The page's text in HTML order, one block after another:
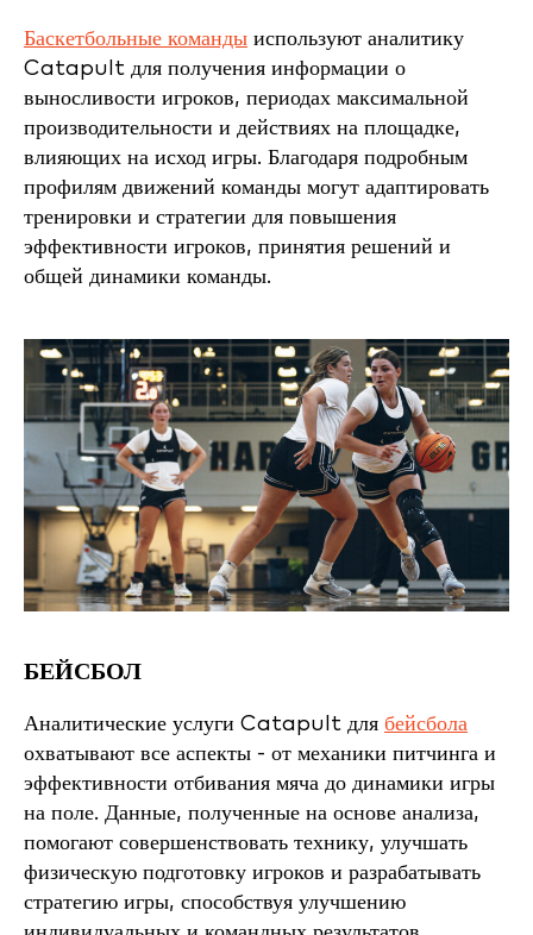
Баскетбольные команды используют аналитику
Catapult для получения информации о
выносливости игроков, периодах максимальной
производительности и действиях на площадке,
влияющих на исход игры. Благодаря подробным
профилям движений команды могут адаптировать
тренировки и стратегии для повышения
эффективности игроков, принятия решений и
общей динамики команды.
БЕЙСБОЛ
Аналитические услуги Catapult для бейсбола
охватывают все аспекты - от механики питчинга и
эффективности отбивания мяча до динамики игры
на поле. Данные, полученные на основе анализа,
помогают совершенствовать технику, улучшать
физическую подготовку игроков и разрабатывать
стратегию игры, способствуя улучшению